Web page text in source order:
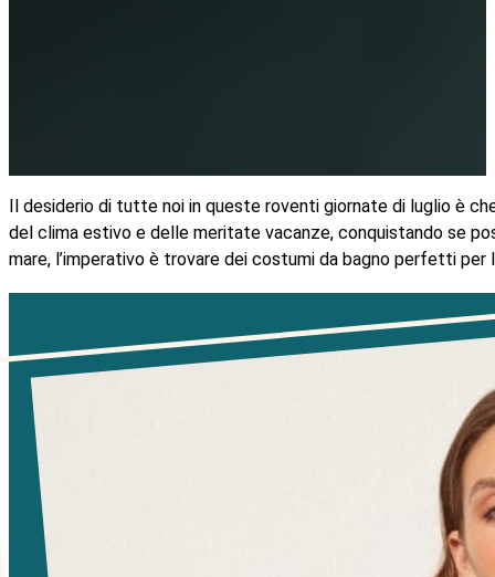
Il desiderio di tutte noi in queste roventi giornate di luglio è
del clima estivo e delle meritate vacanze, conquistando se
mare, l’imperativo è trovare dei costumi da bagno perfetti